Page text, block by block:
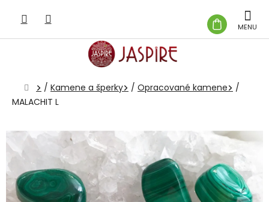
obsah
KOŠÍK
Domov
/ Kamene a šperky / Opracované kamene
/
MALACHIT L